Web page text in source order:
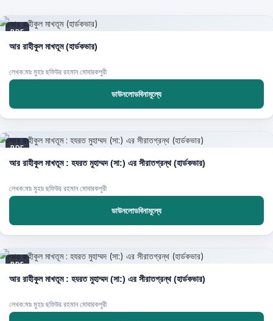
PDF
আর রাহীকুল মাখতূম (হার্ডকভার)
লেখক:মাঃ মুহাঃ ছফিউর রহমান মোবারকপুরী
ডাউনলোডবিনামূল্যে
PDF
আর রাহীকুল মাখতূম : হযরত মুহাম্মদ (সা:) এর সীরাতগ্রন্থ (হার্ডকভার)
লেখক:মাঃ মুহাঃ ছফিউর রহমান মোবারকপুরী
ডাউনলোডবিনামূল্যে
PDF
আর রাহীকুল মাখতূম : হযরত মুহাম্মদ (সা:) এর সীরাতগ্রন্থ (হার্ডকভার)
লেখক:মাঃ মুহাঃ ছফিউর রহমান মোবারকপুরী